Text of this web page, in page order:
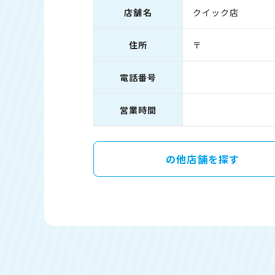
店舗名 クイック店
住所 〒
電話番号
営業時間
の他店舗を探す